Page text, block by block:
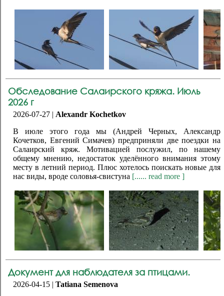
Обследование Салаирского кряжа. Июль
2026 г
2026-07-27 | Alexandr Kochetkov
В июле этого года мы (Андрей Черных, Александр
Кочетков, Евгений Симачев) предприняли две поездки на
Салаирский кряж. Мотивацией послужил, по нашему
общему мнению, недостаток уделённого внимания этому
месту в летний период. Плюс хотелось поискать новые для
нас виды, вроде соловья-свистуна [...... read more ]
Документ для наблюдателя за птицами.
2026-04-15 | Tatiana Semenova